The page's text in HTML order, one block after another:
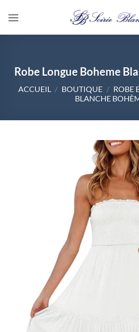
Robe Longue Boheme
ACCUEIL / BOUTIQUE / ROBE
BLANCHE